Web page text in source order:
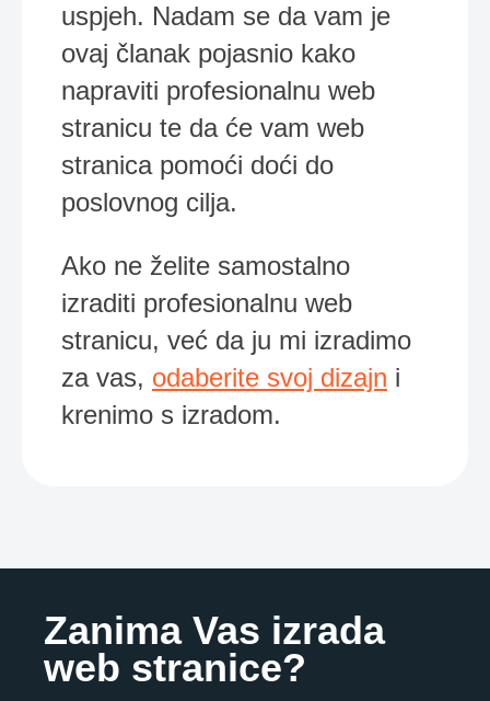
uspjeh. Nadam se da vam je
ovaj članak pojasnio kako
napraviti profesionalnu web
stranicu te da će vam web
stranica pomoći doći do
poslovnog cilja.
Ako ne želite samostalno
izraditi profesionalnu web
stranicu, već da ju mi izradimo
za vas, odaberite svoj dizajn i
krenimo s izradom.
Zanima Vas izrada
web stranice?